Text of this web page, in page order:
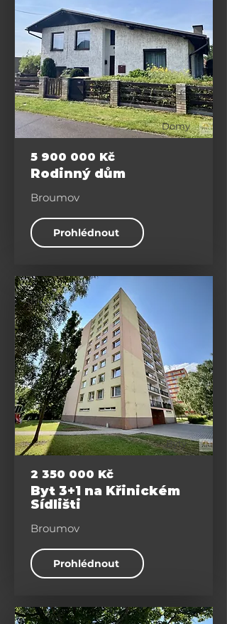
Domy
5 900 000 Kč
Rodinný dům
Broumov
Prohlédnout
Byty
2 350 000 Kč
Byt 3+1 na Křinickém
Sídlišti
Broumov
Prohlédnout